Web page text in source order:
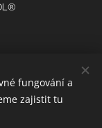
fungování a
zajistit tu